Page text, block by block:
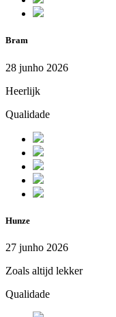
Bram
28 junho 2026
Heerlijk
Qualidade
Hunze
27 junho 2026
Zoals altijd lekker
Qualidade